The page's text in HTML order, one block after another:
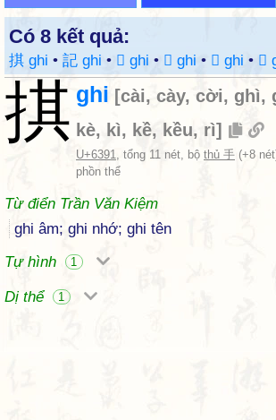
Có 8 kết quả:
掑 ghi • 記 ghi • 𥱬 ghi • 𥶂 ghi • 𪟕 ghi • 𪡴
掑 ghi [cài, cày, cời, ghì,
kè, kì, kề, kều, rì]
U+6391, tổng 11 nét, bộ thủ 手 (+8
phồn thể
Từ điển Trần Văn Kiệm
ghi âm; ghi nhớ; ghi tên
Tự hình
1
Dị thể 1